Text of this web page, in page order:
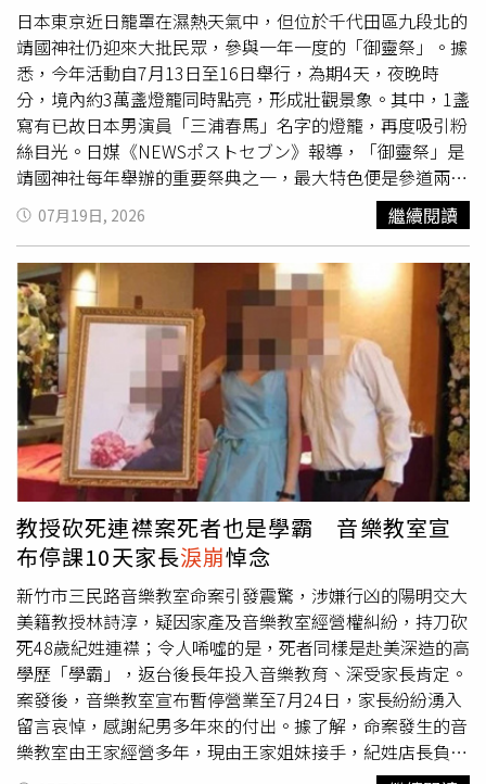
日本東京近日籠罩在濕熱天氣中，但位於千代田區九段北的
靖國神社仍迎來大批民眾，參與一年一度的「御靈祭」。據
悉，今年活動自7月13日至16日舉行，為期4天，夜晚時
分，境內約3萬盞燈籠同時點亮，形成壯觀景象。其中，1盞
寫有已故日本男演員「三浦春馬」名字的燈籠，再度吸引粉
絲目光。日媒《NEWSポストセブン》報導，「御靈祭」是
靖國神社每年舉辦的重要祭典之一，最大特色便是參道兩側
排列的大量獻燈。每盞燈籠上會標註獻燈者或團體名稱，入
夜後燈火映照整座神社，營造出莊嚴氛圍。今年約有3萬盞
發不少民眾停留觀看。三浦春馬於2020年7月離世，生前曾
出演多部影視作品，在日本及海外累積大量粉絲。此次為他
獻燈的團體，是由記者水間政憲擔任代表的「日本製普及
會」。團體名稱取自三浦春馬2019年出版的著作《日本
製》，該書內容記錄他走訪日本47個都道府縣，採訪各地傳
統工藝、產業與製造現場的經歷。水間政憲表示，自己是在
友人推薦下閱讀《日本製》，閱讀後深受感動。由於他長期
關注日本文化與產業議題，「日本製」這個概念對他而言具
有特殊意義，因此決定以此作為團體名稱，延續書中傳達的
精神。三浦春馬與靖國神社也有一定淵源。據了解，他因參
與電影《永遠的0》演出，飾演追尋特攻隊員祖父人生軌跡
的青年角色後，曾多次前往靖國神社，相關經歷也讓部分粉
絲認為，他與這個場所之間有著特殊連結。今年祭典期間，
寫有「三浦春馬」的燈籠前，依舊聚集許多粉絲。這些長期
支持他的粉絲自稱「春友」，有人從三重、愛知、靜岡等地
專程前往，只為向偶像表達思念。1名參與獻燈的女性表
示，看到路過民眾停下腳步，念出「三浦春馬」這個名字，
讓她感到十分感動，「不論年輕人或年長者，都有人注意到
這盞燈籠，這讓我覺得這件事仍有持續下去的意義。我希望
春馬能永遠活在大家心中。」另名持續參與追思活動的粉絲
07月19日, 2026 繼續閱讀
教授砍死連襟案死者也是學霸 音樂教室宣
布停課10天家長淚崩悼念
新竹市三民路音樂教室命案引發震驚，涉嫌行凶的陽明交大
美籍教授林詩淳，疑因家產及音樂教室經營權糾紛，持刀砍
死48歲紀姓連襟；令人唏噓的是，死者同樣是赴美深造的高
學歷「學霸」，返台後長年投入音樂教育、深受家長肯定。
案發後，音樂教室宣布暫停營業至7月24日，家長紛紛湧入
留言哀悼，感謝紀男多年來的付出。據了解，命案發生的音
樂教室由王家經營多年，現由王家姐妹接手，紀姓店長負責
日常營運管理。警方初步調查，林詩淳與紀男為連襟，雙方